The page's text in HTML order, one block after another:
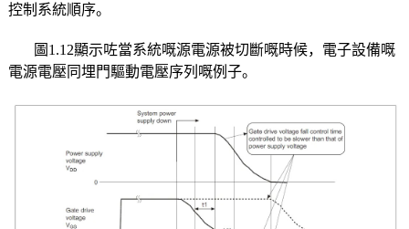
控制系統順序。
圖1.12顯示咗當系統嘅源電源被切斷嘅時候，電子設備嘅
電源電壓同埋門驅動電壓序列嘅例子。